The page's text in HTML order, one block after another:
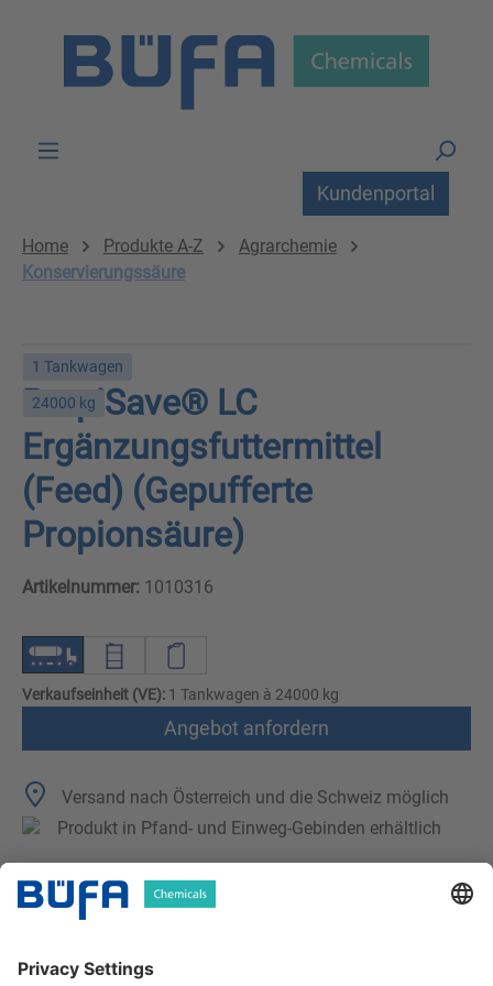
Kundenportal
Home Produkte A-Z
Agrarchemie
Konservierungssäure
1 Tankwagen
24000 kg
PropiSave® LC
Ergänzungsfuttermittel
(Feed) (Gepufferte
Propionsäure)
Artikelnummer: 1010316
Verkaufseinheit (VE): 1 Tankwagen à 24000 kg
Angebot anfordern
Versand nach Österreich und die Schweiz möglich
Produkt in Pfand- und Einweg-Gebinden erhältlich
Technische Merkmale